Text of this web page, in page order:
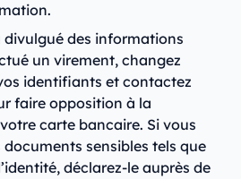
divulgué des informations
un virement, changez
identifiants et contactez
faire opposition à la
carte bancaire. Si vous
sensibles tels que
déclarez-le auprès de